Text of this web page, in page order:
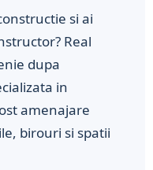
si ai
Real
dupa
in
amenajare
birouri si spatii